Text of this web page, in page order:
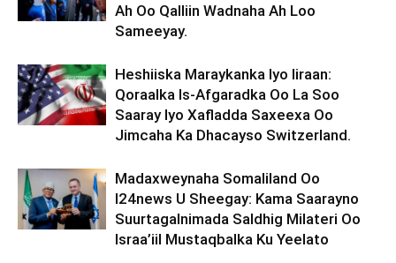
Ah Oo Qalliin Wadnaha Ah Loo
Sameeyay.
Heshiiska Maraykanka Iyo Iiraan:
Qoraalka Is-Afgaradka Oo La Soo
Saaray Iyo Xafladda Saxeexa Oo
Jimcaha Ka Dhacayso Switzerland.
Madaxweynaha Somaliland Oo
I24news U Sheegay: Kama Saarayno
Suurtagalnimada Saldhig Milateri Oo
Israa’iil Mustaqbalka Ku Yeelato